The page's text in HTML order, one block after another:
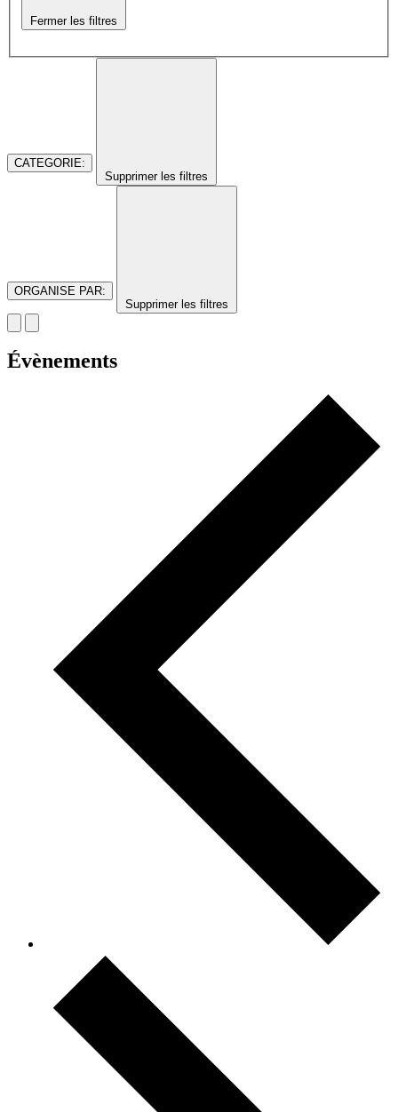
Fermer les filtres
CATEGORIE:
Supprimer les filtres
ORGANISE PAR:
Supprimer les filtres
Évènements